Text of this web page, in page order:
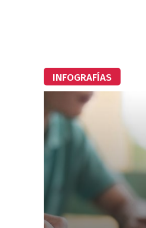
INFOGRAFÍAS